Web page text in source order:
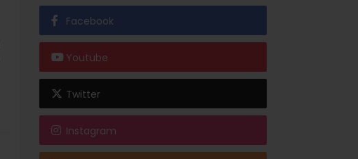
Facebook
Youtube
Twitter
Instagram